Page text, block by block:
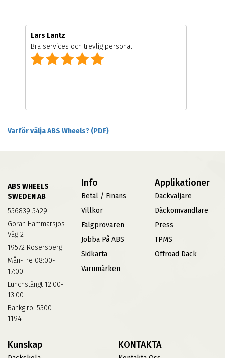
Lars Lantz
Bra services och trevlig personal.
Varför välja ABS Wheels? (PDF)
ABS WHEELS
SWEDEN AB
556839 5429
Göran Hammarsjös
Väg 2
19572 Rosersberg
Mån-Fre 08:00-
17:00
Lunchstängt 12:00-
13:00
Bankgiro: 5300-
1194
Info
Betal / Finans
Villkor
Fälgprovaren
Jobba På ABS
Sidkarta
Varumärken
Applikationer
Däckväljare
Däckomvandlare
Press
TPMS
Offroad Däck
Kunskap KONTAKTA